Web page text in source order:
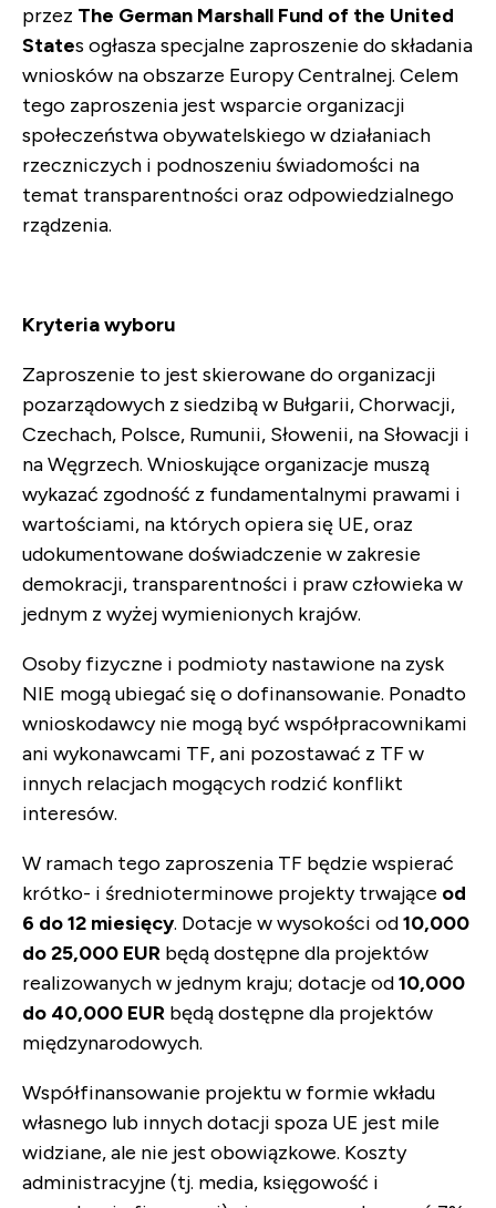
przez The German Marshall Fund of the United
States ogłasza specjalne zaproszenie do składania
wniosków na obszarze Europy Centralnej. Celem
tego zaproszenia jest wsparcie organizacji
społeczeństwa obywatelskiego w działaniach
rzeczniczych i podnoszeniu świadomości na
temat transparentności oraz odpowiedzialnego
rządzenia.
Kryteria wyboru
Zaproszenie to jest skierowane do organizacji
pozarządowych z siedzibą w Bułgarii, Chorwacji,
Czechach, Polsce, Rumunii, Słowenii, na Słowacji i
na Węgrzech. Wnioskujące organizacje muszą
wykazać zgodność z fundamentalnymi prawami i
wartościami, na których opiera się UE, oraz
udokumentowane doświadczenie w zakresie
demokracji, transparentności i praw człowieka w
jednym z wyżej wymienionych krajów.
Osoby fizyczne i podmioty nastawione na zysk
NIE mogą ubiegać się o dofinansowanie. Ponadto
wnioskodawcy nie mogą być współpracownikami
ani wykonawcami TF, ani pozostawać z TF w
innych relacjach mogących rodzić konflikt
interesów.
W ramach tego zaproszenia TF będzie wspierać
krótko- i średnioterminowe projekty trwające od
6 do 12 miesięcy. Dotacje w wysokości od10,000
do 25,000 EUR będą dostępne dla projektów
realizowanych w jednym kraju; dotacje od10,000
do 40,000 EUR będą dostępne dla projektów
międzynarodowych.
Współfinansowanie projektu w formie wkładu
własnego lub innych dotacji spoza UE jest mile
widziane, ale nie jest obowiązkowe. Koszty
administracyjne (tj. media, księgowość i